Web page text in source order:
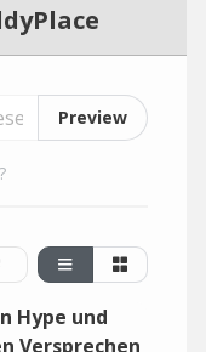
Preview